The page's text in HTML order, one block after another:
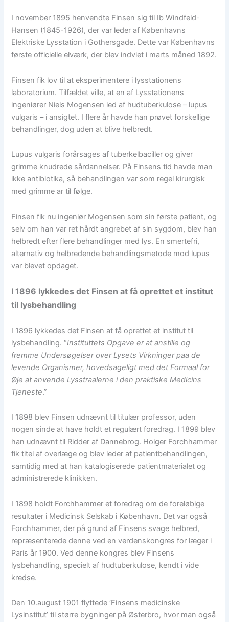
I november 1895 henvendte Finsen sig til Ib Windfeld-
Hansen (1845-1926), der var leder af Københavns
Elektriske Lysstation i Gothersgade. Dette var Københavns
første officielle elværk, der blev indviet i marts måned 1892.
Finsen fik lov til at eksperimentere i lysstationens
laboratorium. Tilfældet ville, at en af Lysstationens
ingeniører Niels Mogensen led af hudtuberkulose – lupus
vulgaris – i ansigtet. I flere år havde han prøvet forskellige
behandlinger, dog uden at blive helbredt.
Lupus vulgaris forårsages af tuberkelbaciller og giver
grimme knudrede sårdannelser. På Finsens tid havde man
ikke antibiotika, så behandlingen var som regel kirurgisk
med grimme ar til følge.
Finsen fik nu ingeniør Mogensen som sin første patient, og
selv om han var ret hårdt angrebet af sin sygdom, blev han
helbredt efter flere behandlinger med lys. En smertefri,
alternativ og helbredende behandlingsmetode mod lupus
var blevet opdaget.
I 1896 lykkedes det Finsen at få oprettet et institut
til lysbehandling
I 1896 lykkedes det Finsen at få oprettet et institut til
lysbehandling. “Instituttets Opgave er at anstille og
fremme Undersøgelser over Lysets Virkninger paa de
levende Organismer, hovedsageligt med det Formaal for
Øje at anvende Lysstraalerne i den praktiske Medicins
Tjeneste.”
I 1898 blev Finsen udnævnt til titulær professor, uden
nogen sinde at have holdt et regulært foredrag. I 1899 blev
han udnævnt til Ridder af Dannebrog. Holger Forchhammer
fik titel af overlæge og blev leder af patientbehandlingen,
samtidig med at han katalogiserede patientmaterialet og
administrerede klinikken.
I 1898 holdt Forchhammer et foredrag om de foreløbige
resultater i Medicinsk Selskab i København. Det var også
Forchhammer, der på grund af Finsens svage helbred,
repræsenterede denne ved en verdenskongres for læger i
Paris år 1900. Ved denne kongres blev Finsens
lysbehandling, specielt af hudtuberkulose, kendt i vide
kredse.
Den 10.august 1901 flyttede ‘Finsens medicinske
Lysinstitut’ til større bygninger på Østerbro, hvor man også